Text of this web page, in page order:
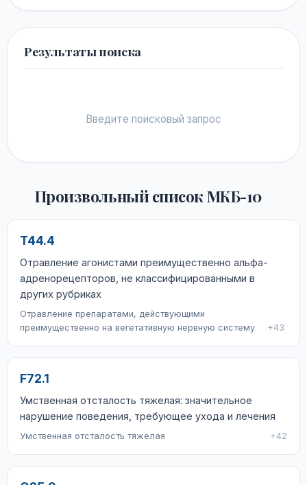
Результаты поиска
Введите поисковый запрос
Произвольный список МКБ-10
T44.4
Отравление агонистами преимущественно альфа-
адренорецепторов, не классифицированными в
других рубриках
Отравление препаратами, действующими
преимущественно на вегетативную нервную систему
+43
F72.1
Умственная отсталость тяжелая: значительное
нарушение поведения, требующее ухода и лечения
Умственная отсталость тяжелая +42